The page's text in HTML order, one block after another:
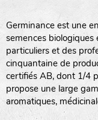
Germinance est une
semences
particuliers et des
cinquantaine de
certifiés AB, dont 1/4
propose une large
aromatiques,